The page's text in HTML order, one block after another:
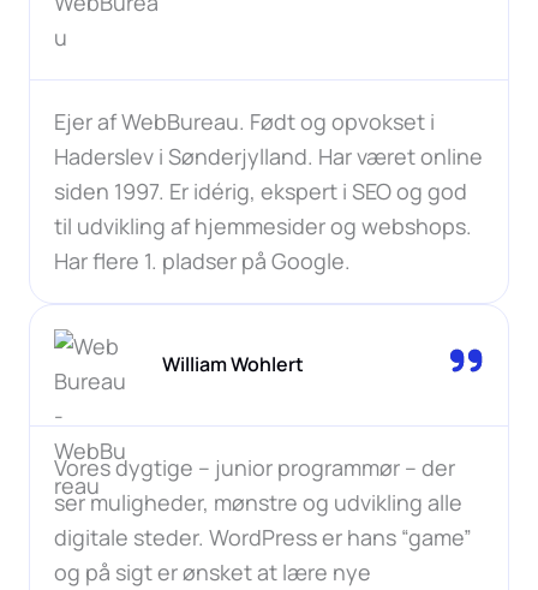
Ejer af WebBureau. Født og opvokset i
Haderslev i Sønderjylland. Har været online
siden 1997. Er idérig, ekspert i SEO og god
til udvikling af hjemmesider og webshops.
Har flere 1. pladser på Google.
William Wohlert
Vores dygtige – junior programmør – der
ser muligheder, mønstre og udvikling alle
digitale steder. WordPress er hans “game”
og på sigt er ønsket at lære nye